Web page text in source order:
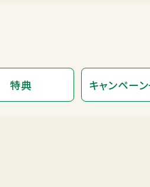
特典 キャンペー